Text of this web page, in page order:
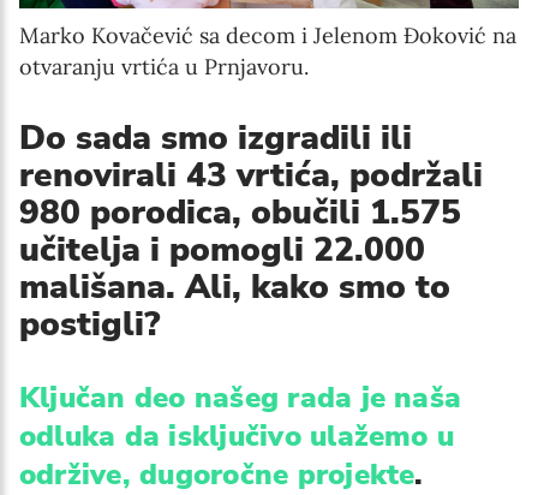
Marko Kovačević sa decom i Jelenom Đoković na
otvaranju vrtića u Prnjavoru.
Do sada smo izgradili ili
renovirali 43 vrtića, podržali
980 porodica, obučili 1.575
učitelja i pomogli 22.000
mališana. Ali, kako smo to
postigli?
Ključan deo našeg rada je naša
odluka da isključivo ulažemo u
održive, dugoročne projekte.